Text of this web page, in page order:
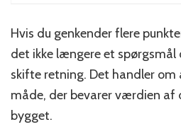
Hvis du genkender flere
det ikke længere et spørgsmål
skifte retning. Det handler om
måde, der bevarer værdien af
bygget.